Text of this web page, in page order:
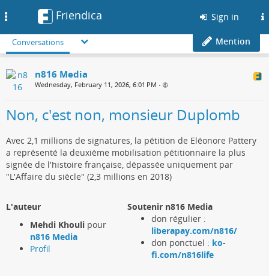
Friendica Sign in
Conversations Mention
n816 Media
Wednesday, February 11, 2026, 6:01 PM •
Non, c'est non, monsieur Duplomb
Avec 2,1 millions de signatures, la pétition de Eléonore Pattery
a représenté la deuxième mobilisation pétitionnaire la plus
signée de l'histoire française, dépassée uniquement par
"L'Affaire du siècle" (2,3 millions en 2018)
L'auteur
Soutenir n816 Media
Mehdi Khouli pour
n816 Media
Profil
don régulier :
liberapay.com/n816/
don ponctuel : ko-
fi.com/n816life